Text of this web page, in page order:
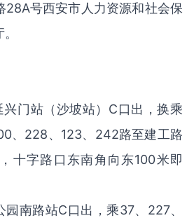
28A号西安市人力资源和社会保
兴门站（沙坡站）C口出，换乘
、228、123、242路至建工路
十字路口东南角向东100米即
南路站C口出，乘37、227、